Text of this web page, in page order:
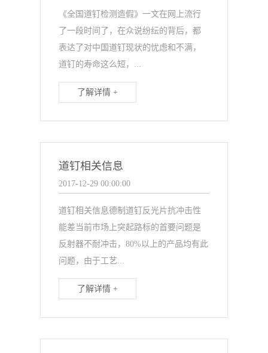
《全国道钉检测造假》一文在网上流行
了一段时间了，在众说纷纭的背后，都
表达了对中国道钉现状的忧虑和不满，
道钉的寿命这么短，...
了解详情 +
道钉相关信息
2017-12-29 00:00:00
道钉相关信息德制道钉反光片抗冲击性
能差当前市场上突起路标的首要问题是
反射器不耐冲击，80%以上的产品均有此
问题，由于工艺...
了解详情 +